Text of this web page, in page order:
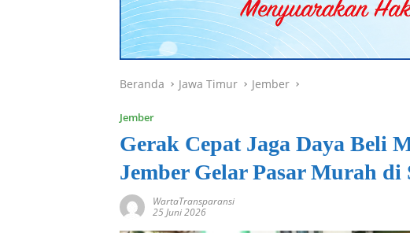
Beranda Jawa Timur Jember
Jember
Gerak Cepat Jaga Daya Beli
Jember Gelar Pasar Murah di
WartaTransparansi
25 Juni 2026